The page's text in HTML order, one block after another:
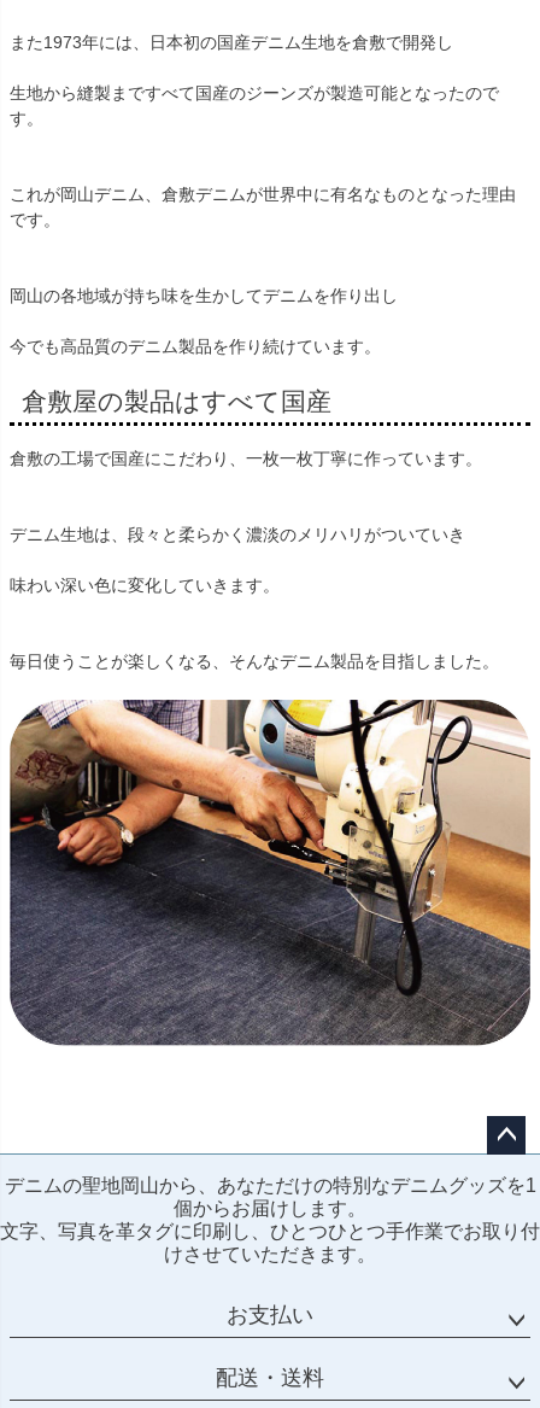
また1973年には、日本初の国産デニム生地を倉敷で開発し
生地から縫製まですべて国産のジーンズが製造可能となったので
す。
これが岡山デニム、倉敷デニムが世界中に有名なものとなった理由
です。
岡山の各地域が持ち味を生かしてデニムを作り出し
今でも高品質のデニム製品を作り続けています。
倉敷屋の製品はすべて国産
倉敷の工場で国産にこだわり、一枚一枚丁寧に作っています。
デニム生地は、段々と柔らかく濃淡のメリハリがついていき
味わい深い色に変化していきます。
毎日使うことが楽しくなる、そんなデニム製品を目指しました。
ジト
ップ
へ
デニムの聖地岡山から、あなただけの特別なデニムグッズを1
個からお届けします。
文字、写真を革タグに印刷し、ひとつひとつ手作業でお取り付
けさせていただきます。
お支払い
配送・送料